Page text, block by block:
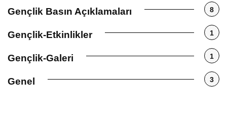
Gençlik Basın Açıklamaları 8
Gençlik-Etkinlikler 1
Gençlik-Galeri 1
Genel 3